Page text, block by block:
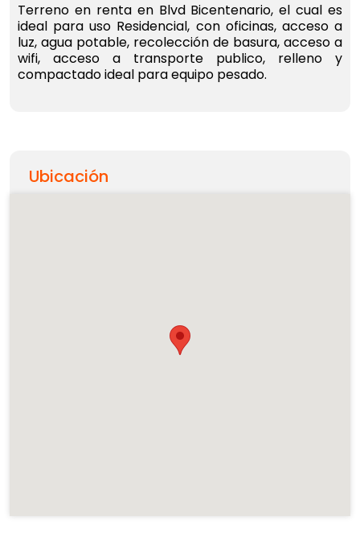
Terreno en renta en Blvd Bicentenario, el cual es
ideal para uso Residencial, con oficinas, acceso a
luz, agua potable, recolección de basura, acceso a
wifi, acceso a transporte publico, relleno y
compactado ideal para equipo pesado.
Ubicación